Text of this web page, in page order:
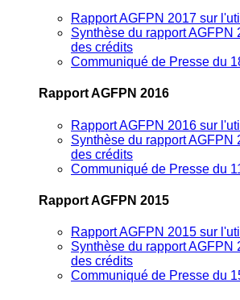
Rapport AGFPN 2017 sur
Synthèse du rapport AGFPN
des crédits
Communiqué de Presse du
Rapport AGFPN 2016
Rapport AGFPN 2016 sur
Synthèse du rapport AGFPN
des crédits
Communiqué de Presse du
Rapport AGFPN 2015
Rapport AGFPN 2015 sur
Synthèse du rapport AGFPN
des crédits
Communiqué de Presse du